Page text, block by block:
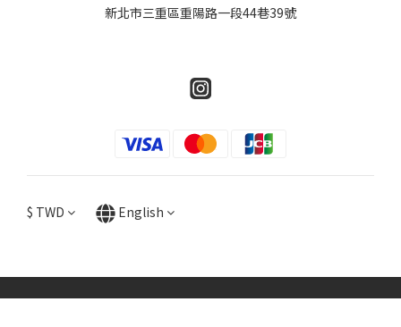
新北市三重區重陽路一段44巷39號
$ TWD English